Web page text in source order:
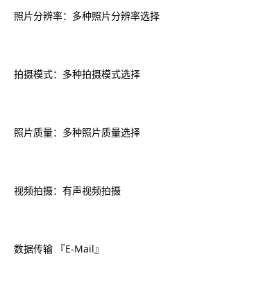
照片分辨率：多种照片分辨率选择
拍摄模式：多种拍摄模式选择
照片质量：多种照片质量选择
视频拍摄：有声视频拍摄
数据传输 『E-Mail』